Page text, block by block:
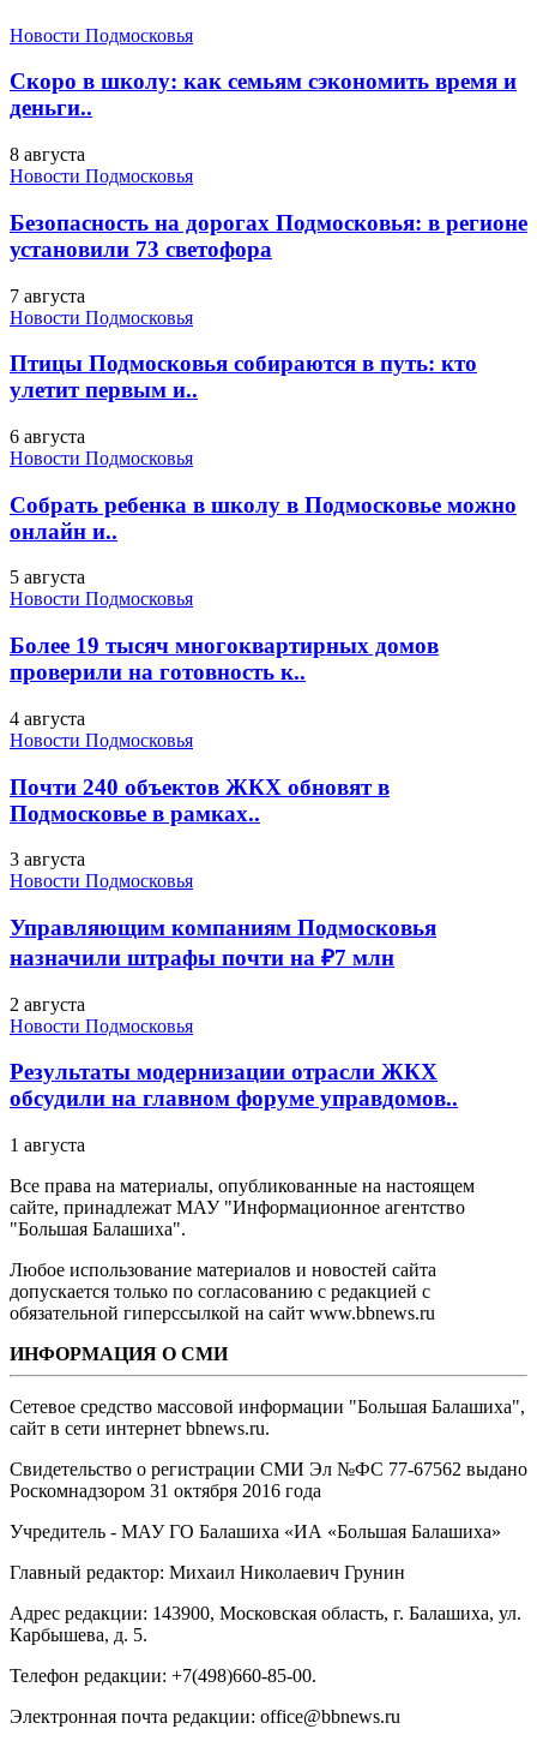
Новости Подмосковья
Скоро в школу: как семьям сэкономить время и
деньги..
8 августа
Новости Подмосковья
Безопасность на дорогах Подмосковья: в регионе
установили 73 светофора
7 августа
Новости Подмосковья
Птицы Подмосковья собираются в путь: кто
улетит первым и..
6 августа
Новости Подмосковья
Собрать ребенка в школу в Подмосковье можно
онлайн и..
5 августа
Новости Подмосковья
Более 19 тысяч многоквартирных домов
проверили на готовность к..
4 августа
Новости Подмосковья
Почти 240 объектов ЖКХ обновят в
Подмосковье в рамках..
3 августа
Новости Подмосковья
Управляющим компаниям Подмосковья
назначили штрафы почти на ₽7 млн
2 августа
Новости Подмосковья
Результаты модернизации отрасли ЖКХ
обсудили на главном форуме управдомов..
1 августа
Все права на материалы, опубликованные на настоящем
сайте, принадлежат МАУ "Информационное агентство
"Большая Балашиха".
Любое использование материалов и новостей сайта
допускается только по согласованию с редакцией с
обязательной гиперссылкой на сайт www.bbnews.ru
ИНФОРМАЦИЯ О СМИ
Сетевое средство массовой информации "Большая Балашиха",
сайт в сети интернет bbnews.ru.
Свидетельство о регистрации СМИ Эл №ФС ‎77-67562 выдано
Роскомнадзором 31 октября 2016 года
Учредитель - МАУ ГО Балашиха «ИА «Большая Балашиха»
Главный редактор: Михаил Николаевич Грунин
Адрес редакции: 143900, Московская область, г. Балашиха, ул.
Карбышева, д. 5.
Телефон редакции: +7(498)660-85-00.
Электронная почта редакции: office@bbnews.ru